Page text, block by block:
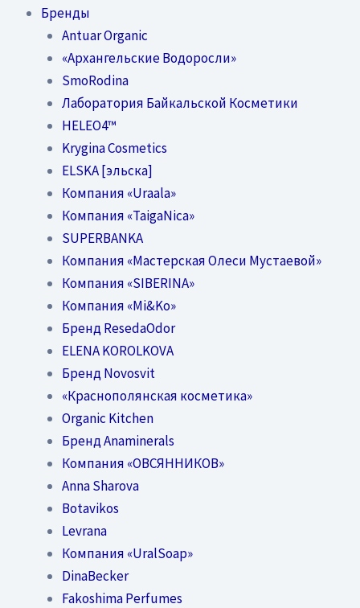
Бренды
Antuar Organic
«Архангельские Водоросли»
SmoRodina
Лаборатория Байкальской Косметики
HELEO4™
Krygina Cosmetics
ELSKA [эльска]
Компания «Uraala»
Компания «TaigaNica»
SUPERBANKA
Компания «Мастерская Олеси Мустаевой»
Компания «SIBERINA»
Компания «Mi&Ko»
Бренд ResedaOdor
ELENA KOROLKOVA
Бренд Novosvit
«Краснополянская косметика»
Organic Kitchen
Бренд Anaminerals
Компания «ОВСЯННИКОВ»
Anna Sharova
Botavikos
Levrana
Компания «UralSoap»
DinaBecker
Fakoshima Perfumes